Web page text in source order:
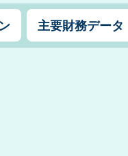
主要財務データ